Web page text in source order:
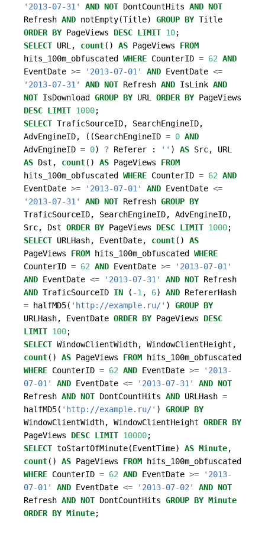
'2013-07-31'
AND NOT DontCountHits AND NOT
Refresh AND notEmpty(Title) GROUP BY Title
ORDER BY PageViews DESC LIMIT 10;
SELECT URL, count() AS PageViews
FROM
hits_100m_obfuscated
WHERE CounterID = 62 AND
EventDate >= '2013-07-01' AND EventDate <=
'2013-07-31'
AND NOT Refresh AND IsLink AND
NOT IsDownload GROUP BY URL ORDER BY PageViews
DESC LIMIT 1000;
SELECT TraficSourceID, SearchEngineID,
AdvEngineID, ((SearchEngineID = 0 AND
AdvEngineID = 0) ? Referer : '' ) AS Src,
URL
AS Dst , count() AS PageViews
FROM
hits_100m_obfuscated
WHERE CounterID = 62 AND
EventDate >= '2013-07-01' AND EventDate <=
'2013-07-31'
AND NOT Refresh GROUP BY
TraficSourceID, SearchEngineID, AdvEngineID,
Src, Dst ORDER BY PageViews DESC LIMIT 1000;
SELECT URLHash, EventDate, count()
AS
PageViews
FROM hits_100m_obfuscated
WHERE
CounterID = 62 AND EventDate >=
'2013-07-01'
AND EventDate <= '2013-07-31' AND NOT Refresh
AND TraficSourceID IN ( -1, 6) AND RefererHash
=
halfMD5( 'http://example.ru/' ) GROUP BY
URLHash, EventDate ORDER BY PageViews
DESC
LIMIT 100;
SELECT WindowClientWidth, WindowClientHeight ,
count() AS PageViews FROM
hits_100m_obfuscated
WHERE CounterID = 62 AND EventDate >=
'2013-
07-01'
AND EventDate <= '2013-07-31' AND NOT
Refresh AND NOT DontCountHits AND URLHash =
halfMD5( 'http://example.ru/' ) GROUP BY
WindowClientWidth, WindowClientHeight ORDER BY
PageViews
DESC LIMIT 10000;
SELECT toStartOfMinute(EventTime) AS Minute,
count() AS PageViews FROM
hits_100m_obfuscated
WHERE CounterID = 62 AND EventDate >=
'2013-
07-01'
AND EventDate <= '2013-07-02' AND NOT
Refresh AND NOT DontCountHits GROUP BY Minute
ORDER BY Minute;